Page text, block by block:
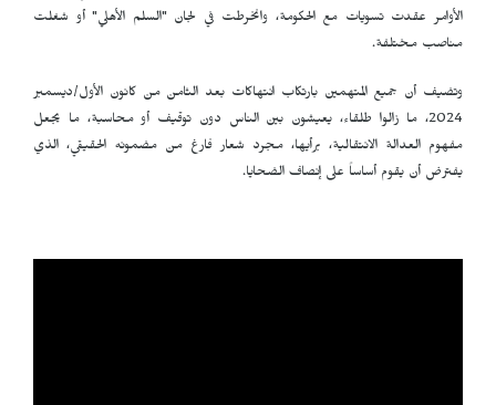
الأوامر عقدت تسويات مع الحكومة، وانخرطت في لجان "السلم الأهلي" أو شغلت
مناصب مختلفة.
وتضيف أن جميع المتهمين بارتكاب انتهاكات بعد الثامن من كانون الأول/ديسمبر
2024، ما زالوا طلقاء، يعيشون بين الناس دون توقيف أو محاسبة، ما يجعل
مفهوم العدالة الانتقالية، برأيها، مجرد شعار فارغ من مضمونه الحقيقي، الذي
يفترض أن يقوم أساساً على إنصاف الضحايا.